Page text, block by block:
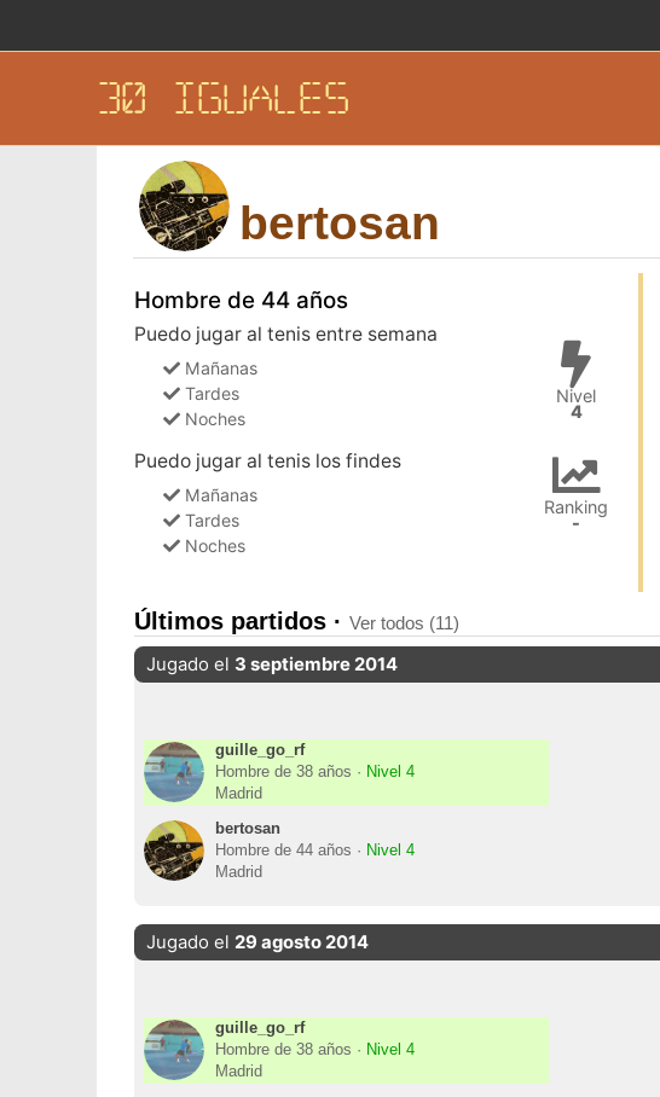
30 IGUALES
bertosan
Hombre de 44 años
Puedo jugar al tenis entre semana
Mañanas
Tardes
Noches
Puedo jugar al tenis los findes
Mañanas
Tardes
Noches
Nivel
4
Ranking
-
Últimos partidos · Ver todos (11)
Jugado el 3 septiembre 2014
guille_go_rf
Hombre de 38 años · Nivel 4
Madrid
bertosan
Hombre de 44 años · Nivel 4
Madrid
Jugado el 29 agosto 2014
guille_go_rf
Hombre de 38 años · Nivel 4
Madrid